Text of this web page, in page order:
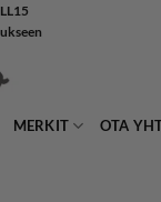
MERKIT OTA